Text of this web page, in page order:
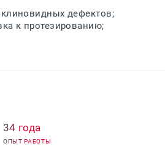
дефектов;
34 года
ОПЫТ РАБОТЫ